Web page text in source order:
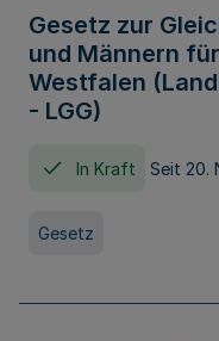
Gesetz zur
und Männern
Westfalen
- LGG)
In Kraft Seit 20.
Gesetz